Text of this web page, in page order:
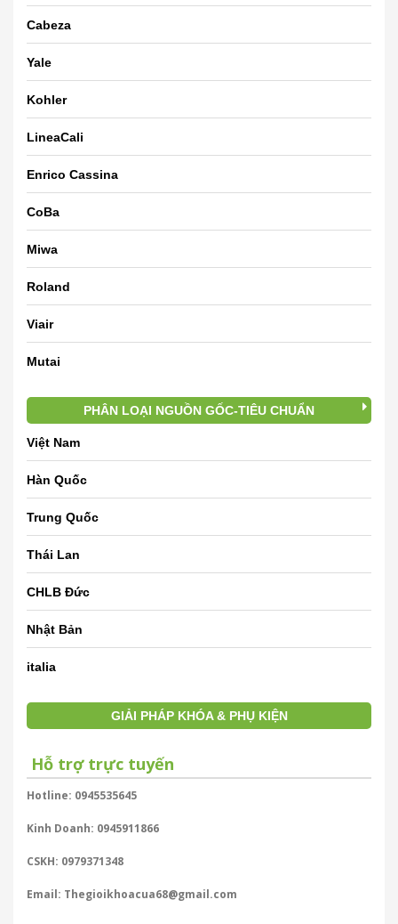
Cabeza
Yale
Kohler
LineaCali
Enrico Cassina
CoBa
Miwa
Roland
Viair
Mutai
PHÂN LOẠI NGUỒN GỐC-TIÊU CHUẨN
Việt Nam
Hàn Quốc
Trung Quốc
Thái Lan
CHLB Đức
Nhật Bản
italia
GIẢI PHÁP KHÓA & PHỤ KIỆN
Hỗ trợ trực tuyến
Hotline: 0945535645
Kinh Doanh: 0945911866
CSKH: 0979371348
Email: Thegioikhoacua68@gmail.com